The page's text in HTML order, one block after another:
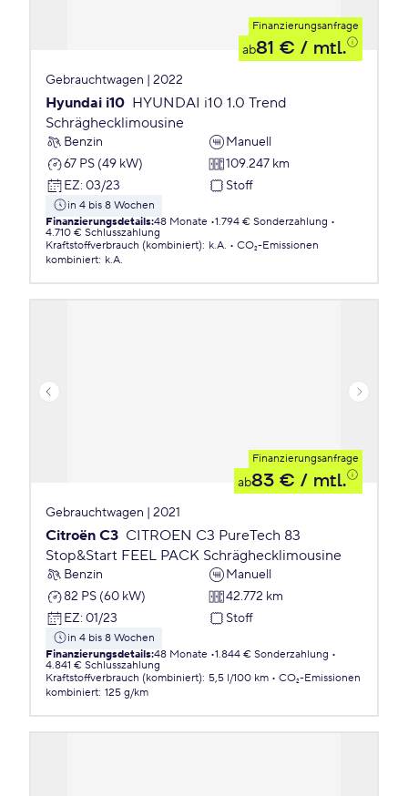
Finanzierungsanfrage
ab81 € / mtl.
Gebrauchtwagen | 2022
Hyundai i10 HYUNDAI i10 1.0 Trend
Schräghecklimousine
Benzin
Manuell
67 PS (49 kW)
109.247 km
EZ: 03/23 Stoff
in 4 bis 8 Wochen
Finanzierungsdetails:48 Monate 1.794 € Sonderzahlung
4.710 € Schlusszahlung
Kraftstoffverbrauch (kombiniert): k.A.
CO₂-Emissionen
kombiniert: k.A.
Finanzierungsanfrage
ab83 € / mtl.
Gebrauchtwagen | 2021
Citroën C3 CITROEN C3 PureTech 83
Stop&Start FEEL PACK Schräghecklimousine
Benzin
Manuell
82 PS (60 kW)
42.772 km
EZ: 01/23 Stoff
in 4 bis 8 Wochen
Finanzierungsdetails:48 Monate 1.844 € Sonderzahlung
4.841 € Schlusszahlung
Kraftstoffverbrauch (kombiniert): 5,5 l/100 km
CO₂-Emissionen
kombiniert: 125 g/km